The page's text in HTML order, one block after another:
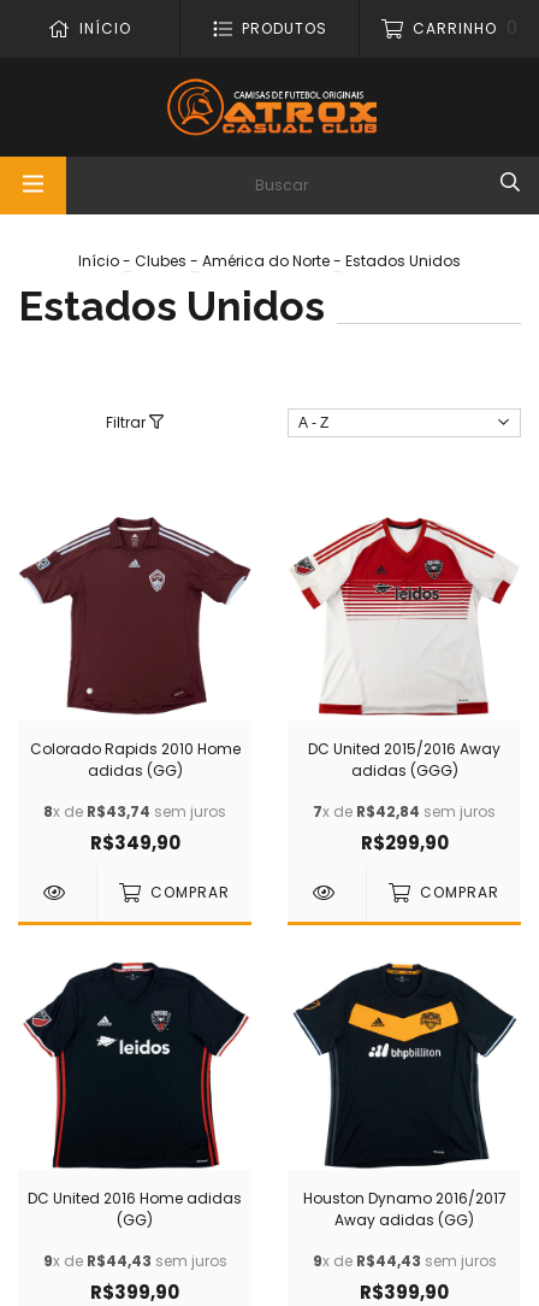
INÍCIO PRODUTOS CARRINHO 0
Início- Clubes - América do Norte- Estados Unidos
Estados Unidos
Filtrar
Colorado Rapids 2010 Home
adidas (GG)
8x de R$43,74 sem juros
R$349,90
COMPRAR
DC United 2015/2016 Away
adidas (GGG)
7x de R$42,84 sem juros
R$299,90
COMPRAR
DC United 2016 Home adidas
(GG)
9x de R$44,43 sem juros
R$399,90
Houston Dynamo 2016/2017
Away adidas (GG)
9x de R$44,43 sem juros
R$399,90